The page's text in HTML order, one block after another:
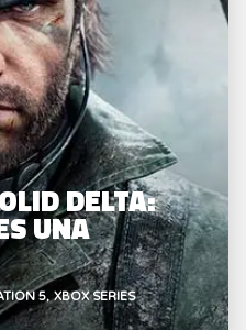
DELTA:
UNA
5 XBOX SERIES